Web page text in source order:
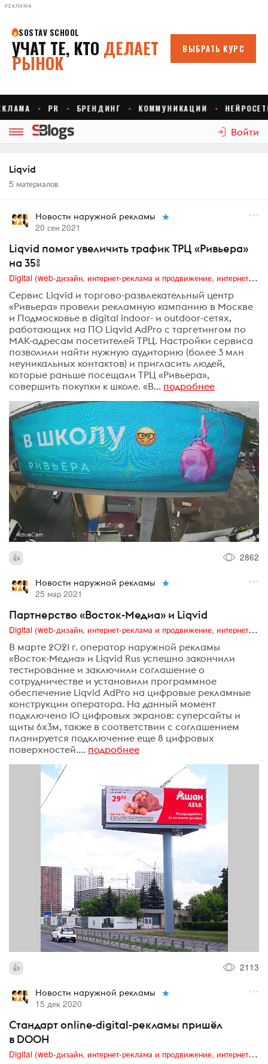
РЕКЛАМА
Войти
Liqvid
5 материалов
Новости наружной рекламы
20 сен 2021
Liqvid помог увеличить трафик ТРЦ «Ривьера»
на 35%
Digital (web-дизайн, интернет-реклама и продвижение, интернет-сообщества и блоги, интернет-коммуникации, мобильный маркетинг, реклама на цифровых экранах)
Сервис Liqvid и торгово-развлекательный центр
«Ривьера» провели рекламную кампанию в Москве
и Подмосковье в digital indoor- и outdoor-сетях,
работающих на ПО Liqvid AdPro с таргетингом по
МАК-адресам посетителей ТРЦ. Настройки сервиса
позволили найти нужную аудиторию (более 3 млн
неуникальных контактов) и пригласить людей,
которые раньше посещали ТРЦ «Ривьера»,
совершить покупки к школе. «В... подробнее
2862
Новости наружной рекламы
25 мар 2021
Партнерство «Восток-Медиа» и Liqvid
Digital (web-дизайн, интернет-реклама и продвижение, интернет-сообщества и блоги, интернет-коммуникации, мобильный маркетинг, реклама на цифровых экранах)
В марте 2021 г. оператор наружной рекламы
«Восток-Медиа» и Liqvid Rus успешно закончили
тестирование и заключили соглашение о
сотрудничестве и установили программное
обеспечение Liqvid AdPro на цифровые рекламные
конструкции оператора. На данный момент
подключено 10 цифровых экранов: суперсайты и
щиты 6х3м, также в соответствии с соглашением
планируется подключение еще 8 цифровых
поверхностей.... подробнее
2113
Новости наружной рекламы
15 дек 2020
Стандарт online-digital-рекламы пришёл
в DOOH
Digital (web-дизайн, интернет-реклама и продвижение, интернет-сообщества и блоги, интернет-коммуникации, мобильный маркетинг, реклама на цифровых экранах)